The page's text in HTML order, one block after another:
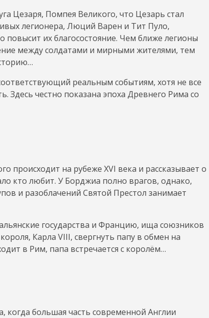
Цезаря, Помпея Великого, что Цезарь стал
легионера, Люций Варен и Тит Пуло,
повысит их благосостояние. Чем ближе легионы
между солдатами и мирными жителями, тем
реальным событиям, хотя не все
Здесь честно показана эпоха Древнего Рима со
происходит на рубеже XVI века и рассказывает о
кто любит. У Борджиа полно врагов, однако,
и разоблачений Святой Престол занимает
государства и Францию, ища союзников
Карла VIII, свергнуть папу в обмен на
в Рим, папа встречается с королём…
когда большая часть современной Англии